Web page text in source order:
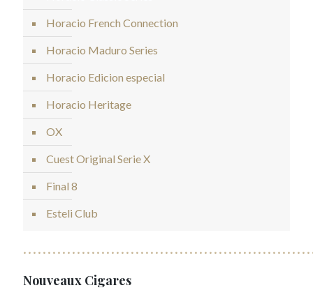
Horacio French Connection
Horacio Maduro Series
Horacio Edicion especial
Horacio Heritage
OX
Cuest Original Serie X
Final 8
Esteli Club
Nouveaux Cigares